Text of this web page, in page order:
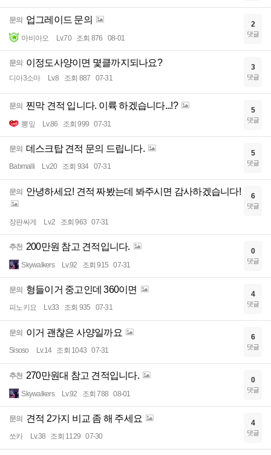
문의 업그레이드 문의
아비아오 Lv.70 조회 876 08-01
2
댓글
문의 이정도사양이면 몇클까지되나요?
디아3소마 Lv.8 조회 887 07-31
3
댓글
문의 찐막 견적 입니다. 이륙 하겠습니다...!?
뽕잎 Lv.86 조회 999 07-31
5
댓글
문의 데스크탑 견적 문의 드립니다.
Babmalli Lv.20 조회 934 07-31
5
댓글
문의 안녕하세요! 견적 짜봤는데 봐주시면 감사하겠습니다!
장판싸게 Lv.2 조회 963 07-31
6
댓글
추천 200만원 참고 견적입니다.
Skywalkers Lv.92 조회 915 07-31
0
댓글
문의 형들이거 중고인데 360이면
피노키요 Lv.33 조회 935 07-31
4
댓글
문의 이거 괜찮은 사양일까요
Sisoso Lv.14 조회 1043 07-31
6
댓글
추천 270만원대 참고 견적입니다.
Skywalkers Lv.92 조회 788 08-01
0
댓글
문의 견적 2가지 비교 좀 해 주세요
쏘카 Lv.38 조회 1129 07-30
4
댓글